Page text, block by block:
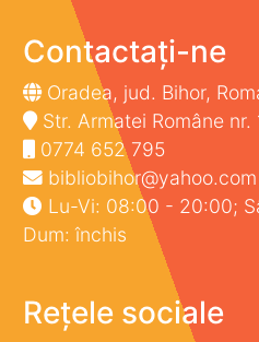
Contactați-ne
Oradea, jud. Bihor,
Str. Armatei Române nr.
0774 652 795
bibliobihor@yahoo.com
Lu-Vi: 08:00 - 20:00;
Dum: închis
Rețele sociale